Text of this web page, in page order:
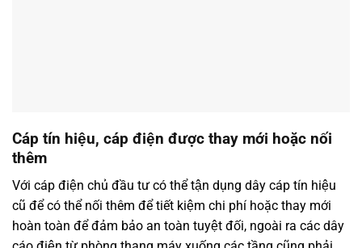
Cáp tín hiệu, cáp điện được thay mới hoặc nối
thêm
Với cáp điện chủ đầu tư có thể tận dụng dây cáp tín hiệu
cũ để có thể nối thêm để tiết kiệm chi phí hoặc thay mới
hoàn toàn để đảm bảo an toàn tuyệt đối, ngoài ra các dây